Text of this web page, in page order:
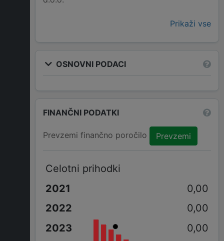
Prikaži vse
OSNOVNI PODACI
FINANČNI PODATKI
Prevzemi finančno poročilo Prevzemi
Celotni prihodki
0,00
0,00
0,00